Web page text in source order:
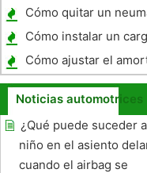
faros?
Cómo quitar un
Wheeler
Cómo instalar un
Chevy BB
Cómo ajustar el
una Harley Softail
Noticias automotrices
¿Qué puede suceder
niño en el asiento
cuando el airbag se